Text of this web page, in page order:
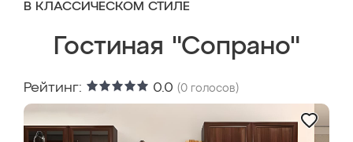
В КЛАССИЧЕСКОМ СТИЛЕ
Гостиная "Сопрано"
Рейтинг: 0.0 (0 голосов)